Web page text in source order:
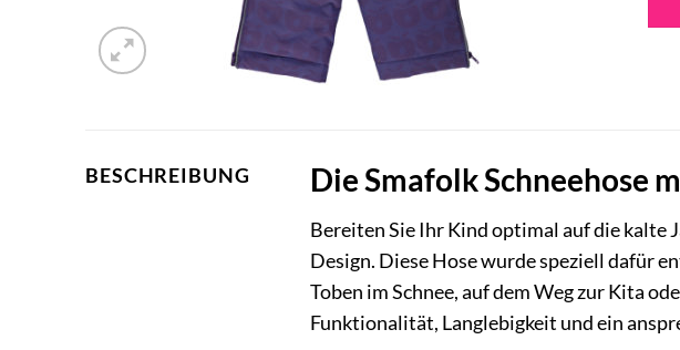
BESCHREIBUNG Die Smafolk Schneehose
Bereiten Sie Ihr Kind optimal auf die kalte
Design. Diese Hose wurde speziell dafür
Toben im Schnee, auf dem Weg zur Kita
Funktionalität, Langlebigkeit und ein